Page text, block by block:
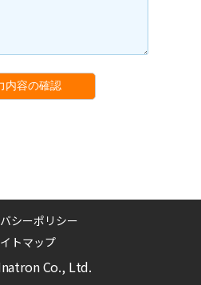
内容の確認
シーポリシー
トマップ
Co., Ltd.